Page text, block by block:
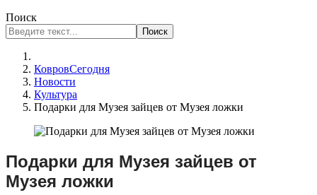
Поиск
Поиск
КовровСегодня
Новости
Культура
Подарки для Музея зайцев от Музея ложки
Подарки для Музея зайцев от
Музея ложки